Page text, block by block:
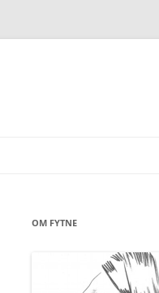
OM FYTNE